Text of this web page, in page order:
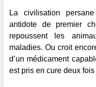
La civilisation
antidote de premier
repoussent les
maladies. Ou croit
d’un médicament
est pris en cure deux fois